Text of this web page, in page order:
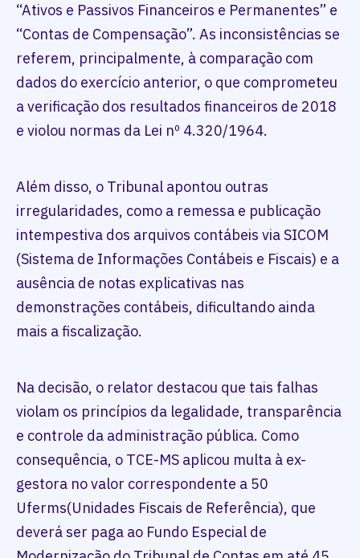
“Ativos e Passivos Financeiros e Permanentes” e
“Contas de Compensação”. As inconsistências se
referem, principalmente, à comparação com
dados do exercício anterior, o que comprometeu
a verificação dos resultados financeiros de 2018
e violou normas da Lei nº 4.320/1964.
Além disso, o Tribunal apontou outras
irregularidades, como a remessa e publicação
intempestiva dos arquivos contábeis via SICOM
(Sistema de Informações Contábeis e Fiscais) e a
ausência de notas explicativas nas
demonstrações contábeis, dificultando ainda
mais a fiscalização.
Na decisão, o relator destacou que tais falhas
violam os princípios da legalidade, transparência
e controle da administração pública. Como
consequência, o TCE-MS aplicou multa à ex-
gestora no valor correspondente a 50
Uferms(Unidades Fiscais de Referência), que
deverá ser paga ao Fundo Especial de